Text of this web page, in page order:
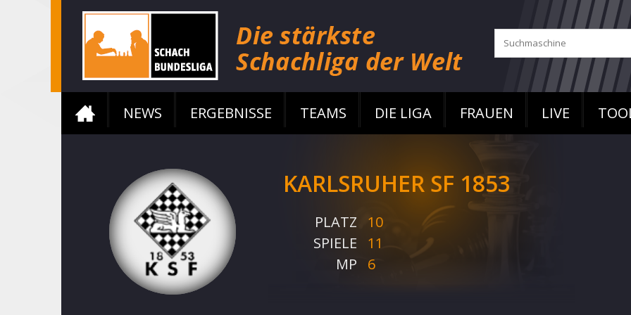
NEWS ERGEBNISSE TEAMS DIE LIGA FRAUEN LIVE
KARLSRUHER SF 1853
PLATZ
10
SPIELE
11
MP
6